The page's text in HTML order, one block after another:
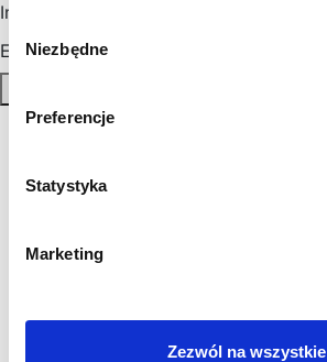
zgody
Niezbędne
Preferencje
Statystyka
Marketing
Zezwól na wszystkie
Imię
Email*
Polityka Prywatności
AML
RODO